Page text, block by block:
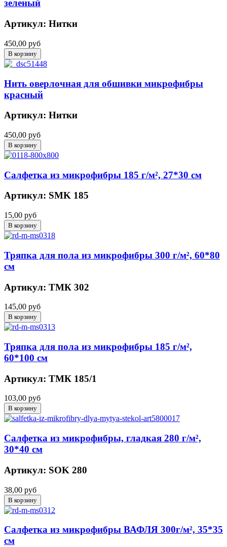
зеленый
Артикул: Нитки
450,00 руб
Нить оверлочная для обшивки микрофибры
красный
Артикул: Нитки
450,00 руб
Салфетка из микрофибры 185 г/м², 27*30 см
Артикул: SMK 185
15,00 руб
Тряпка для пола из микрофибры 300 г/м², 60*80
см
Артикул: ТМК 302
145,00 руб
Тряпка для пола из микрофибры 185 г/м²,
60*100 см
Артикул: ТМК 185/1
103,00 руб
Салфетка из микрофибры, гладкая 280 г/м²,
30*40 см
Артикул: SOK 280
38,00 руб
Салфетка из микрофибры ВАФЛЯ 300г/м², 35*35
см